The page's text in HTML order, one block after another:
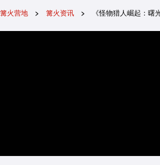
篝火营地 篝火资讯 《怪物猎人崛起：